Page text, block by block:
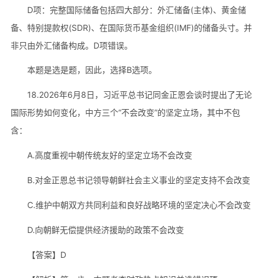
D项：完整国际储备包括四大部分：外汇储备(主体)、黄金储
备、特别提款权(SDR)、在国际货币基金组织(IMF)的储备头寸。并
非只由外汇储备构成。D项错误。
本题是选是题，因此，选择B选项。
18.2026年6月8日，习近平总书记同金正恩会谈时提出了无论
国际形势如何变化，中方三个“不会改变”的坚定立场，其中不包
含：
A.高度重视中朝传统友好的坚定立场不会改变
B.对金正恩总书记领导朝鲜社会主义事业的坚定支持不会改变
C.维护中朝双方共同利益和良好战略环境的坚定决心不会改变
D.向朝鲜无偿提供经济援助的政策不会改变
【答案】D